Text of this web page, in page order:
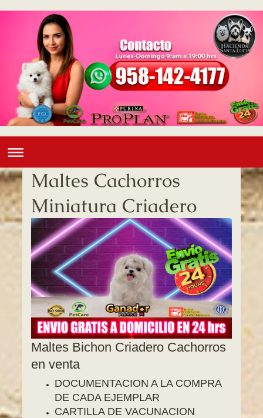
Maltes Cachorros
Miniatura Criadero
Maltes Bichon Criadero Cachorros
en venta
DOCUMENTACION A LA COMPRA
DE CADA EJEMPLAR
CARTILLA DE VACUNACION